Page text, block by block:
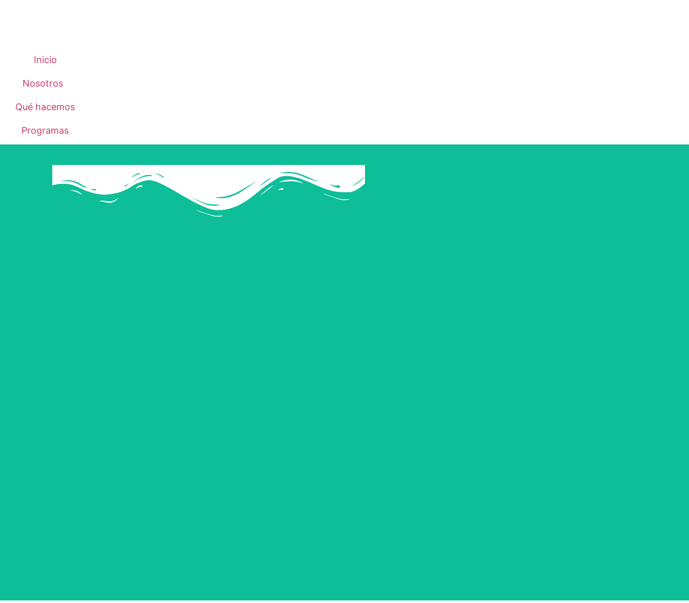
Inicio
Nosotros
Qué hacemos
Programas